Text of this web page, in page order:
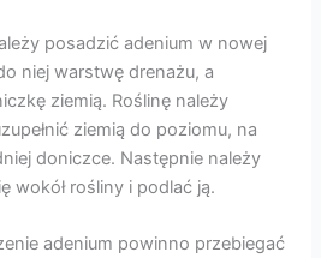
posadzić adenium w nowej
niej warstwę drenażu, a
ziemią. Roślinę należy
ziemią do poziomu, na
doniczce. Następnie należy
wokół rośliny i podlać ją.
adenium powinno przebiegać